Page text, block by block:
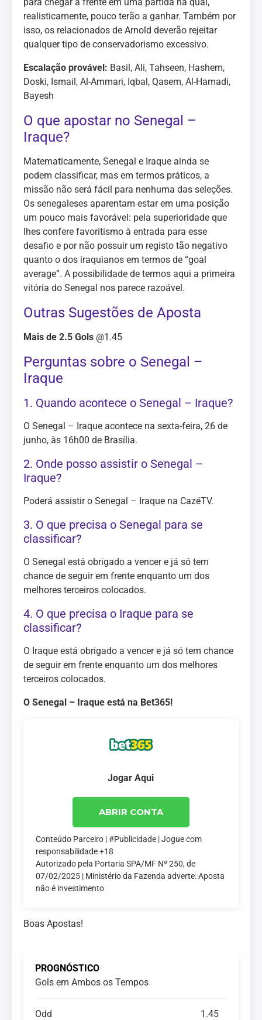
realisticamente, pouco terão a ganhar. Também por
isso, os relacionados de Arnold deverão rejeitar
qualquer tipo de conservadorismo excessivo.
Escalação provável: Basil, Ali, Tahseen, Hashem,
Doski, Ismail, Al-Ammari, Iqbal, Qasem, Al-Hamadi,
Bayesh
O que apostar no Senegal –
Iraque?
Matematicamente, Senegal e Iraque ainda se
podem classificar, mas em termos práticos, a
missão não será fácil para nenhuma das seleções.
Os senegaleses aparentam estar em uma posição
um pouco mais favorável: pela superioridade que
lhes confere favoritismo à entrada para esse
desafio e por não possuir um registo tão negativo
quanto o dos iraquianos em termos de “goal
average”. A possibilidade de termos aqui a primeira
vitória do Senegal nos parece razoável.
Outras Sugestões de Aposta
Mais de 2.5 Gols @1.45
Perguntas sobre o Senegal –
Iraque
1. Quando acontece o Senegal – Iraque?
O Senegal – Iraque acontece na sexta-feira, 26 de
junho, às 16h00 de Brasília.
2. Onde posso assistir o Senegal –
Iraque?
Poderá assistir o Senegal – Iraque na CazéTV.
3. O que precisa o Senegal para se
classificar?
O Senegal está obrigado a vencer e já só tem
chance de seguir em frente enquanto um dos
melhores terceiros colocados.
4. O que precisa o Iraque para se
classificar?
O Iraque está obrigado a vencer e já só tem chance
de seguir em frente enquanto um dos melhores
terceiros colocados.
O Senegal – Iraque está na Bet365!
Jogar Aqui
ABRIR CONTA
Conteúdo Parceiro | #Publicidade | Jogue com
responsabilidade +18
Autorizado pela Portaria SPA/MF Nº 250, de
07/02/2025 | Ministério da Fazenda adverte: Aposta
não é investimento
Boas Apostas!
PROGNÓSTICO
Gols em Ambos os Tempos
Odd 1.45